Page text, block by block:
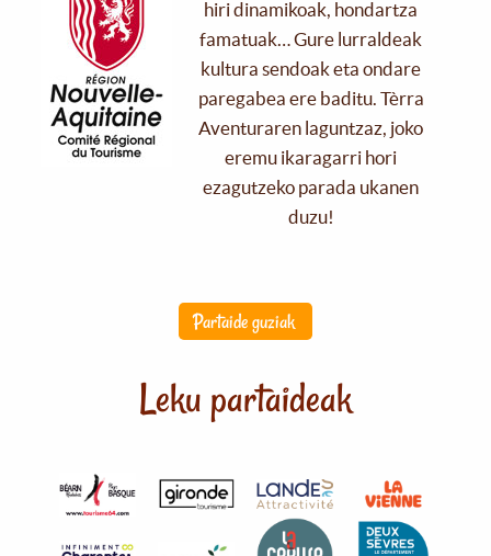
hiri dinamikoak, hondartza
famatuak… Gure lurraldeak
kultura sendoak eta ondare
paregabea ere baditu. Tèrra
Aventuraren laguntzaz, joko
eremu ikaragarri hori
ezagutzeko parada ukanen
duzu!
Partaide guziak
Leku partaideak